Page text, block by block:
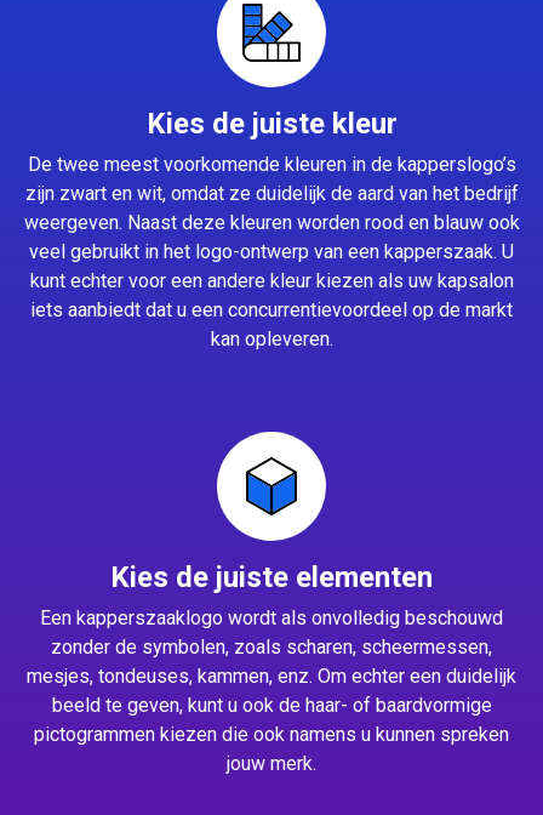
Kies de juiste kleur
De twee meest voorkomende kleuren in de kapperslogo’s
zijn zwart en wit, omdat ze duidelijk de aard van het bedrijf
weergeven. Naast deze kleuren worden rood en blauw ook
veel gebruikt in het logo-ontwerp van een kapperszaak. U
kunt echter voor een andere kleur kiezen als uw kapsalon
iets aanbiedt dat u een concurrentievoordeel op de markt
kan opleveren.
Kies de juiste elementen
Een kapperszaaklogo wordt als onvolledig beschouwd
zonder de symbolen, zoals scharen, scheermessen,
mesjes, tondeuses, kammen, enz. Om echter een duidelijk
beeld te geven, kunt u ook de haar- of baardvormige
pictogrammen kiezen die ook namens u kunnen spreken
jouw merk.